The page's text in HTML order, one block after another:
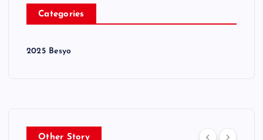
Categories
2025 Besyo
Other Story